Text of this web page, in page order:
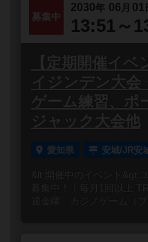
募集中
2030年 06 月 01
13:51～
【定期開催イベ
イジンデン大会
ゲーム練習、ポ
ジャック大会他
愛知県 安城/JR安
&lt;開催中のイベント&gt;
募集中！！毎月1回以上
週金曜 カジノゲーム（